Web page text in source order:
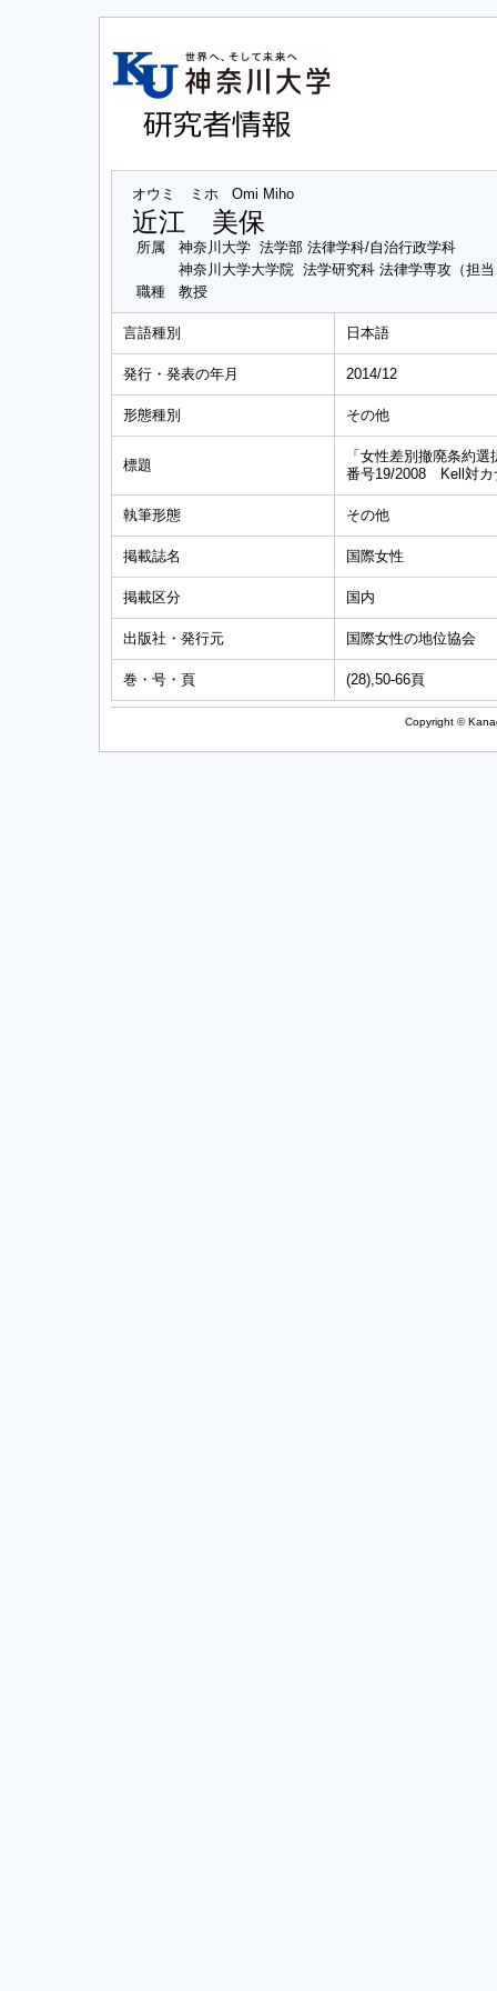
オウミ ミホ Omi Miho
近江 美保
所属
神奈川大学 法学部 法律学科/自治行政学科
神奈川大学大学院 法学研究科 法律学専攻（担
職種
教授
言語種別 日本語
発行・発表の年月 2014/12
形態種別 その他
標題
「女性差別撤廃条約
番号19/2008 Kell対カ
執筆形態 その他
掲載誌名 国際女性
掲載区分 国内
出版社・発行元 国際女性の地位協会
巻・号・頁 (28),50-66頁
Copyright ©